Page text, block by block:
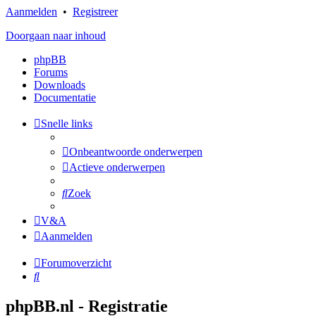
Aanmelden • Registreer
Doorgaan naar inhoud
phpBB
Forums
Downloads
Documentatie
Snelle links
Onbeantwoorde onderwerpen
Actieve onderwerpen
Zoek
V&A
Aanmelden
Forumoverzicht
Zoek
phpBB.nl - Registratie